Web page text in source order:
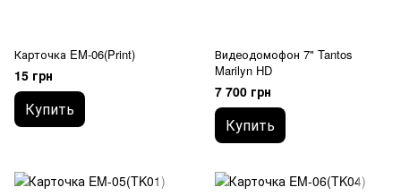
Карточка EM-06(Print)
15 грн
Купить
Видеодомофон 7" Tantos
Marilyn HD
7 700 грн
Купить